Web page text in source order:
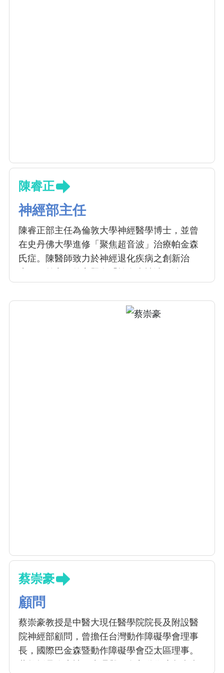
陳睿正
神經部主任
陳睿正部主任為倫敦大學神經醫學博士，並曾
在史丹佛大學進修「聚焦超音波」治療帕金森
氏症。陳醫師致力於神經退化疾病之創新治
藥治療」，「肉毒桿菌治療肌張力不全」。陳
醫師為臨床神經生理學會理事，多年從事經顱
蔡崇豪
顧問
蔡崇豪教授是中醫大現任醫學院院長及附設醫
院神經部顧問，曾擔任台灣動作障礙學會理事
長，國際巴金森暨動作障礙學會亞太區理事。